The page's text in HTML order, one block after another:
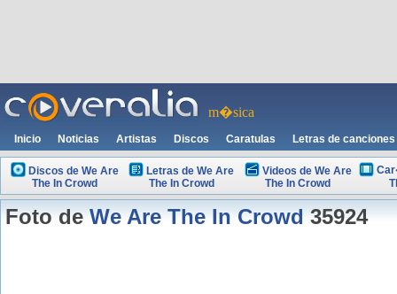
m�sica
Inicio Noticias Artistas Discos Caratulas Letras de canciones
Discos de We Are
The In Crowd
Letras de We Are
The In Crowd
Videos de We Are
The In Crowd
Foto deWe Are The In Crowd35924